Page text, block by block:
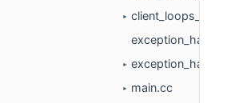
►
client_loops_check.h
exception_handler.cc
► exception_handler.h
► main.cc